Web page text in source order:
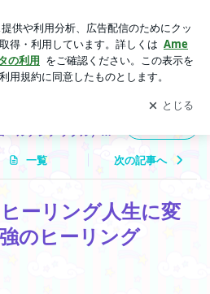
ヒーリングサロン 【GoldenAppl
）☆Yuri☆のブログ
ブログの更新通知
を受け取りまし
開く
ールデンアップル）☆
一覧 次の記事へ
ーリング人生に変
のヒーリング